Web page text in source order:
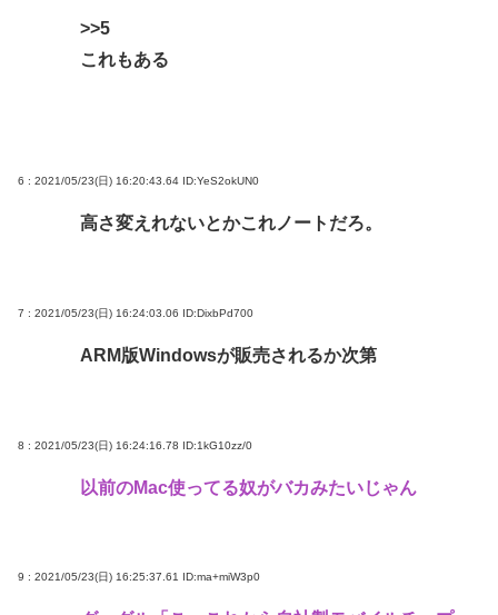
>>5
これもある
6 : 2021/05/23(日) 16:20:43.64 ID:YeS2okUN0
高さ変えれないとかこれノートだろ。
7 : 2021/05/23(日) 16:24:03.06 ID:DixbPd700
ARM版Windowsが販売されるか次第
8 : 2021/05/23(日) 16:24:16.78 ID:1kG10zz/0
以前のMac使ってる奴がバカみたいじゃん
9 : 2021/05/23(日) 16:25:37.61 ID:ma+miW3p0